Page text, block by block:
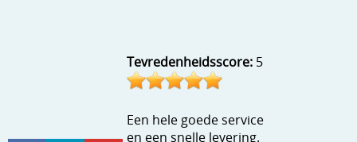
Template, mask, stencils, grids
Wat nog, een creatief kijkje
Tevredenheidsscore: 5
Een hele goede service
en een snelle levering.